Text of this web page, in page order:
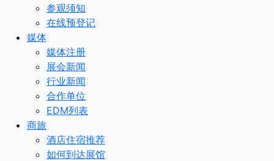
参观须知
在线预登记
媒体
媒体注册
展会新闻
行业新闻
合作单位
EDM列表
商旅
酒店住宿推荐
如何到达展馆